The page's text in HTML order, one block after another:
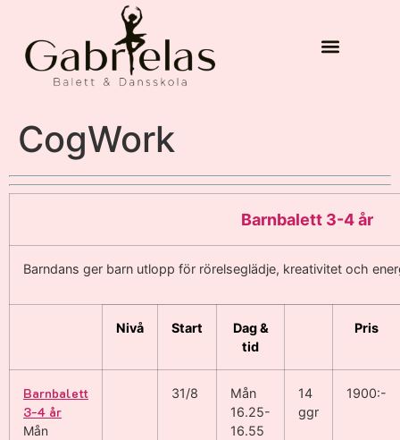
CogWork
Barnbalett 3-4 år
Barndans ger barn utlopp för rörelseglädje, kreativitet och
Nivå Start
Dag &
tid
Pris
Barnbalett
3-4 år
Mån
31/8
Mån
16.25-
16.55
14
ggr
1900:-